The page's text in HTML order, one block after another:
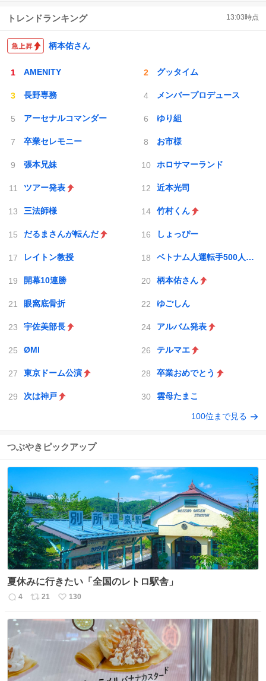
トレンドランキング 13:03時点
柄本佑さん
AMENITY グッタイム
長野専務 メンバープロデュース
アーセナルコマンダー ゆり組
卒業セレモニー お市様
張本兄妹 ホロサマーランド
ツアー発表 近本光司
三法師様 竹村くん
だるまさんが転んだ しょっぴー
レイトン教授 ベトナム人運転手500人採用
開幕10連勝 柄本佑さん
眼窩底骨折 ゆごしん
宇佐美部長 アルバム発表
ØMI テルマエ
東京ドーム公演 卒業おめでとう
次は神戸 雲母たまこ
100位まで見る
つぶやきピックアップ
夏休みに行きたい「全国のレトロ駅舎」
返
4
リ
21
い
数
130